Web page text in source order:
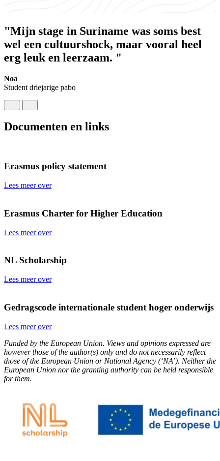
"Mijn stage in Suriname was soms best
wel een cultuurshock, maar vooral heel
erg leuk en leerzaam. "
Noa
Student driejarige pabo
Documenten en links
Erasmus policy statement
Lees meer over
Erasmus Charter for Higher Education
Lees meer over
NL Scholarship
Lees meer over
Gedragscode internationale student hoger onderwijs
Lees meer over
Funded by the European Union. Views and opinions expressed are
however those of the author(s) only and do not necessarily reflect
those of the European Union or National Agency (‘NA’). Neither the
European Union nor the granting authority can be held responsible
for them.